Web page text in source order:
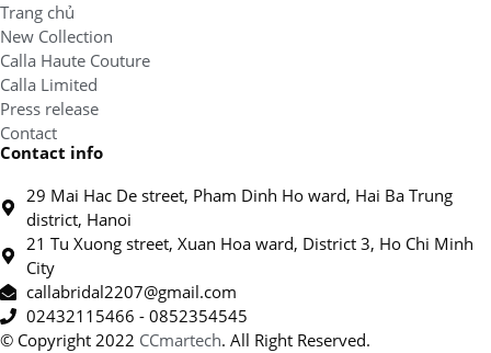
Trang chủ
New Collection
Calla Haute Couture
Calla Limited
Press release
Contact
Contact info
29 Mai Hac De street, Pham Dinh Ho ward, Hai Ba Trung
district, Hanoi
21 Tu Xuong street, Xuan Hoa ward, District 3, Ho Chi Minh
City
callabridal2207@gmail.com
02432115466 - 0852354545
© Copyright 2022 CCmartech. All Right Reserved.